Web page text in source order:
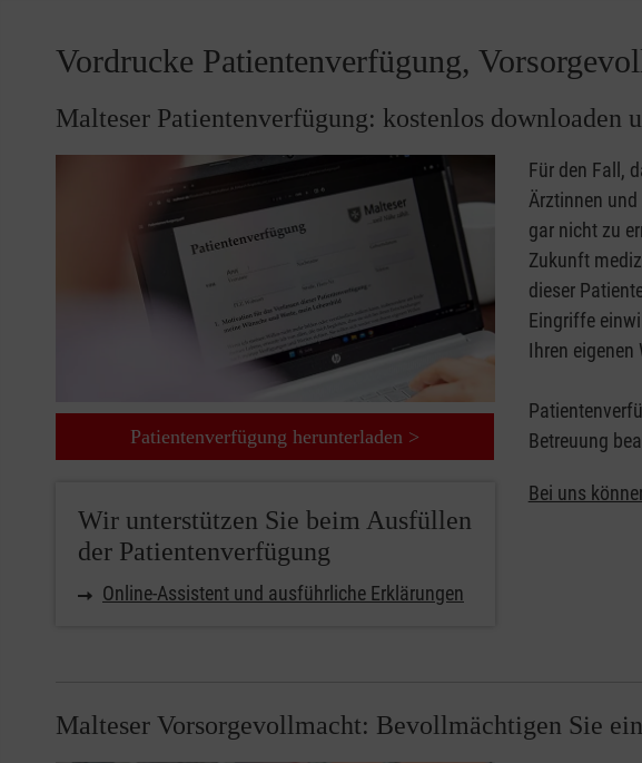
Vordrucke Patientenverfügung,
Malteser Patientenverfügung: kostenlos downloaden
Patientenverfügung herunterladen >
Wir unterstützen Sie beim Ausfüllen
der Patientenverfügung
Online-Assistent und ausführliche Erklärungen
Für den Fall,
Ärztinnen
gar nicht zu
Zukunft
dieser
Eingriffe
Ihren
Betreuung
Bei uns
Malteser Vorsorgevollmacht: Bevollmächtigen Sie